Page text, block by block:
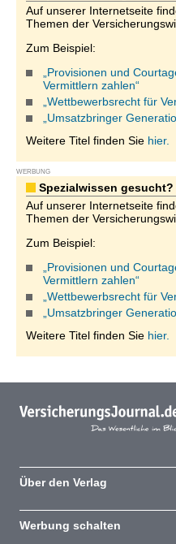
Auf unserer Internetseite
Themen der
Zum Beispiel:
„Provisionen und
Vermittlern zahlen“
„Wettbewerbsrecht für
„Umsatzbringer
Weitere Titel finden Sie hier.
WERBUNG
Spezialwissen gesucht?
Auf unserer Internetseite
Themen der
Zum Beispiel:
„Provisionen und
Vermittlern zahlen“
„Wettbewerbsrecht für
„Umsatzbringer
Weitere Titel finden Sie hier.
Über den Verlag
Werbung schalten